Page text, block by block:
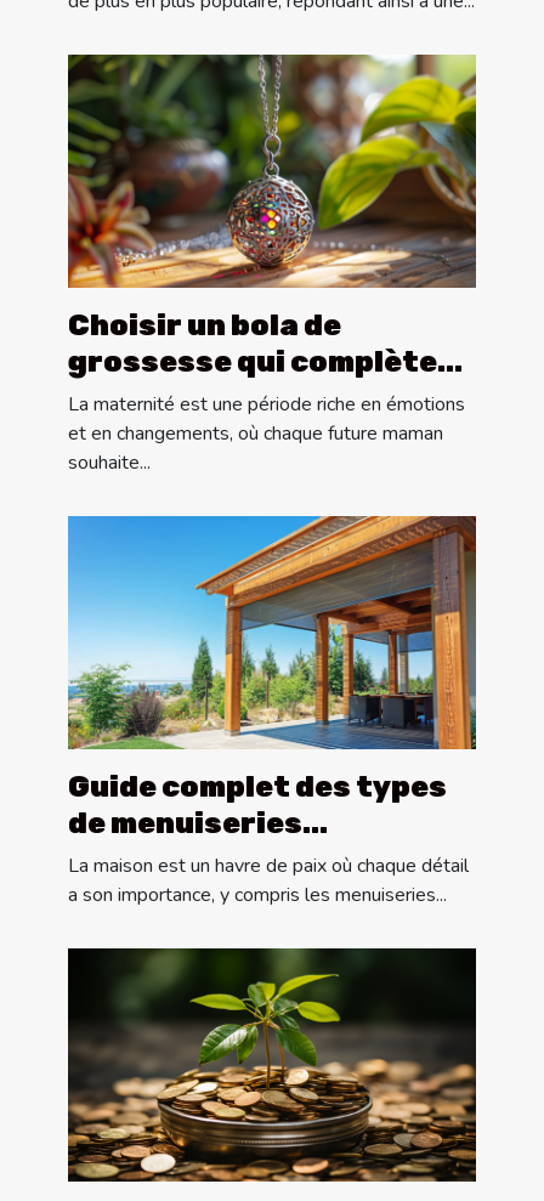
Choisir un bola de
grossesse qui complète
votre style personnel
La maternité est une période riche en émotions
et en changements, où chaque future maman
souhaite...
Guide complet des types
de menuiseries
extérieures : pergolas,
portes et volets
La maison est un havre de paix où chaque détail
a son importance, y compris les menuiseries...